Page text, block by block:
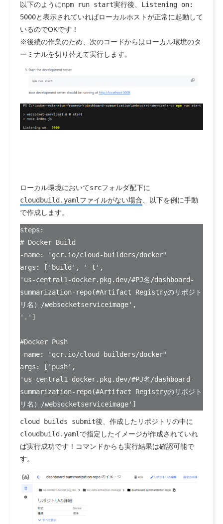
以下のようにnpm run start実行後、 Listening on:
5000と表示されていればローカルホストが正常に起動して
いるのでOKです！
※後続の作業のため、次のコードからはローカル環境のタ
ーミナルを切り替えて実行します。
ローカル環境においてsrcフォルダ配下に
cloudbuild.yaml ファイルがない場合 、以下を例に手動
で作成します。
steps:
# Docker Build
-name: 'gcr.io/cloud-builders/docker'
args: ['build', '-t',
'us-central1-docker.pkg.dev/#PJ名/dashboard-
summarization-repo(#Artifact Registryのリポジト
リ名）/websocketserviceimage',
'.']
#Docker Push
-name: 'gcr.io/cloud-builders/docker'
args: ['push',
'us-central1-docker.pkg.dev/#PJ名/dashboard-
summarization-repo(#Artifact Registryのリポジト
リ名）/websocketserviceimage']
cloud builds submit後、作成したリポジトリの中に
cloudbuild.yaml で指定したイメージが作成されていれ
ば実行成功です！コマンドからも実行結果は確認可能で
す。